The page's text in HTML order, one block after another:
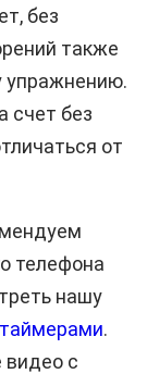
без
также
упражнению.
счет без
от
телефона
нашу
.
видео с